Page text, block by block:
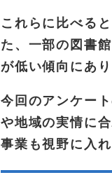
これらに比べる
た、一部の図書
が低い傾向にあり
今回のアンケー
や地域の実情に
事業も視野に入